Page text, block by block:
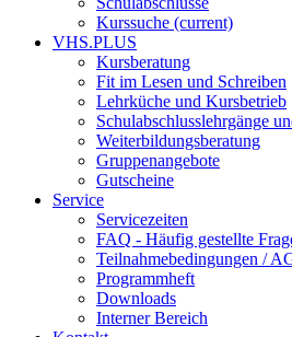
Kurssuche (current)
VHS.PLUS
Kursberatung
Fit im Lesen und Schreiben
Lehrküche und Kursbetrieb
Schulabschlusslehrgänge
Weiterbildungsberatung
Gruppenangebote
Gutscheine
Service
Servicezeiten
FAQ - Häufig gestellte
Teilnahmebedingungen /
Programmheft
Downloads
Interner Bereich